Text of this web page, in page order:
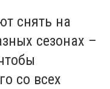
снять на
сезонах –
со всех